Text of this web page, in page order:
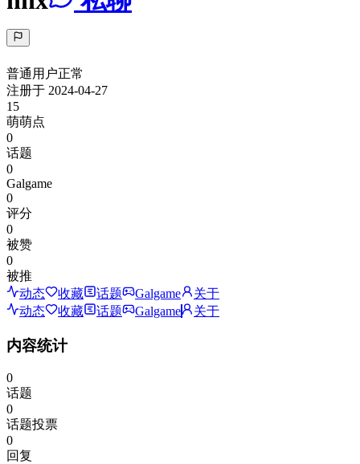
普通用户正常
注册于 2024-04-27
15
萌萌点
0
话题
0
Galgame
0
评分
0
被赞
0
被推
动态
收藏 话题 Galgame
关于
动态
收藏 话题 Galgame 关于
内容统计
0
话题
0
话题投票
0
回复